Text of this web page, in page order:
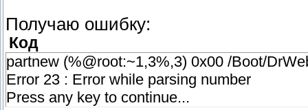
Получаю ошибку:
Код
partnew (%@root:~1,3%,3) 0x00 /Boot/
Error 23 : Error while parsing number
Press any key to continue...